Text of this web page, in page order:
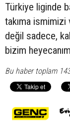
Türkiye liginde
takıma
değil sadece,
bizim
Bu haber toplam